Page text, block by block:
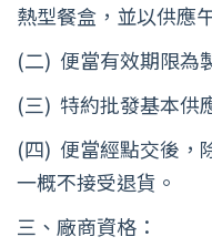
熱型餐盒，並以供應
(二) 便當有效期限為
(三) 特約批發基本供
(四) 便當經點交後，
一概不接受退貨。
三、廠商資格：